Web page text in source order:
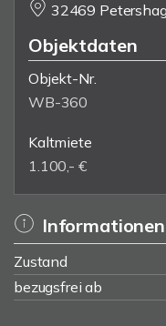
32469
Objektdaten
Objekt-Nr.
WB-360
Kaltmiete
1.100,- €
Informationen
Zustand
bezugsfrei ab